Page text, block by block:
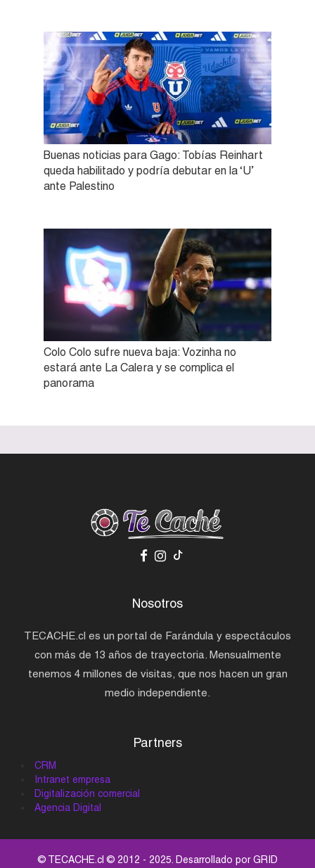
Buenas noticias para Gago: Tobías Reinhart
queda habilitado y podría debutar en la ‘U’
ante Palestino
Colo Colo sufre nueva baja: Vozinha no
estará ante La Calera y se complica el
panorama
Nosotros
TECACHE.cl es un portal de Farándula y espectáculos
con más de 13 años de trayectoria. Mensualmente
tenemos 4 millones de visitas, que nos hacen un gran
medio independiente.
Partners
CRM
Intranet empresa
Digitalización comercial
Agencia Digital
© TECACHE.cl © 2012 - 2025. Desarrollado porGRID